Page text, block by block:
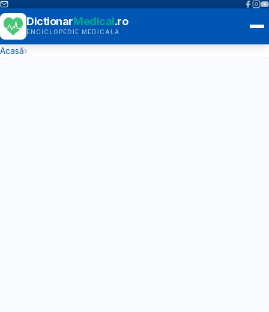
DictionarMedical.ro
ENCICLOPEDIE MEDICALĂ
Acasă›